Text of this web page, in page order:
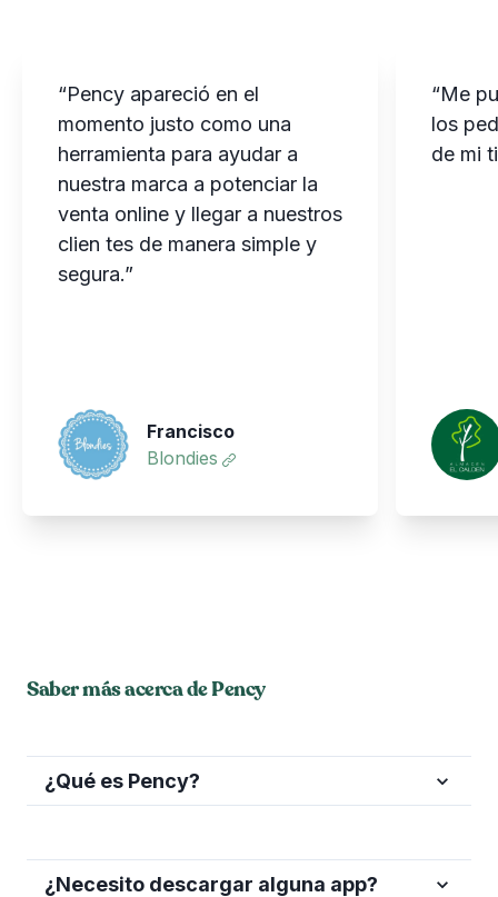
“Pency apareció en el
momento justo como una
herramienta para ayudar a
nuestra marca a potenciar la
venta online y llegar a nuestros
clien tes de manera simple y
segura.”
Francisco
Blondies
“Me
los
de mi
Saber más acerca de Pency
¿Qué es Pency?
¿Necesito descargar alguna app?